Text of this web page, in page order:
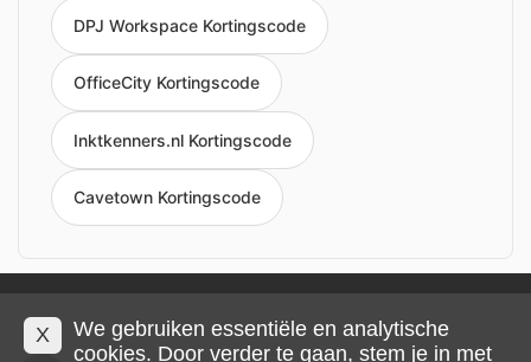
DPJ Workspace Kortingscode
OfficeCity Kortingscode
Inktkenners.nl Kortingscode
Cavetown Kortingscode
Privacy en cookies Impressum Algemene voorwaarden
X
We gebruiken essentiële en analytische
cookies. Door verder te gaan, stem je in met